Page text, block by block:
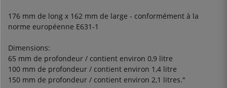
176 mm de long x 162 mm de large - conformément à la
norme européenne E631-1
Dimensions:
65 mm de profondeur / contient environ 0,9 litre
100 mm de profondeur / contient environ 1,4 litre
150 mm de profondeur / contient environ 2,1 litres."